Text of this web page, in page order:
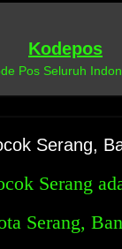
Kodepos
Pos Seluruh
Serang,
Serang
Serang,